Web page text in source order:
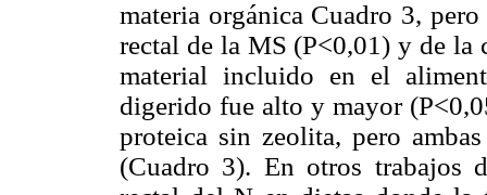
materia orgánica Cuadro 3,
rectal de la MS (P<0,01) y de la
material incluido en el
digerido fue alto y mayor
proteica sin zeolita, pero
(Cuadro 3). En otros trabajos